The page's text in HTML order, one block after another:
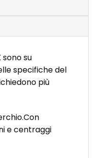
sono su
specifiche del
più
e centraggi